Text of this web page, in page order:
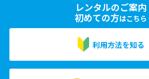
レンタルのご案内
初めての方はこちら
利用方法を知る